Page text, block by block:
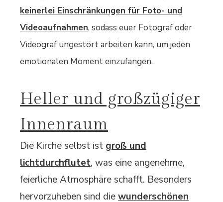
keinerlei Einschränkungen für Foto- und
Videoaufnahmen, sodass euer Fotograf oder
Videograf ungestört arbeiten kann, um jeden
emotionalen Moment einzufangen.
Heller und großzügiger
Innenraum
Die Kirche selbst ist groß und
lichtdurchflutet, was eine angenehme,
feierliche Atmosphäre schafft. Besonders
hervorzuheben sind diewunderschönen